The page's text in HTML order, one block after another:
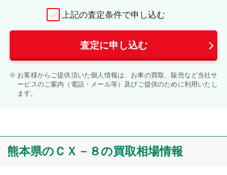
上記の査定条件で申し込む
査定に申し込む
お客様からご提供頂いた個人情報は、お車の買取、販売など当社サ
ービスのご案内（電話・メール等）及びご提供のために利用いたし
ます。
熊本県のＣＸ－８の買取相場情報